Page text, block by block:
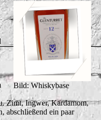
Bild: Whiskybase
Zimt, Ingwer, Kardamom,
abschließend ein paar